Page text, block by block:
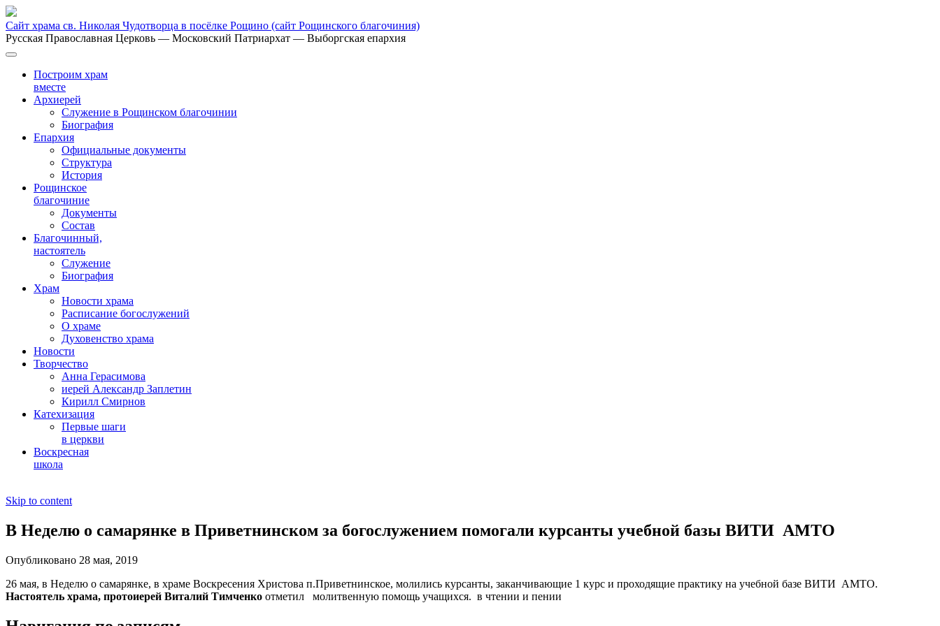
Сайт храма св. Николая Чудотворца в посёлке Рощино (сайт Рощинского благочиния)
Русская Православная Церковь — Московский Патриархат — Выборгская епархия
Построим храм
вместе
Архиерей
Служение в Рощинском благочинии
Биография
Епархия
Официальные документы
Структура
История
Рощинское
благочиние
Документы
Состав
Благочинный,
настоятель
Служение
Биография
Храм
Новости храма
Расписание богослужений
О храме
Духовенство храма
Новости
Творчество
Анна Герасимова
иерей Александр Заплетин
Кирилл Смирнов
Катехизация
Первые шаги
в церкви
Воскресная
школа
Skip to content
В Неделю о самарянке в Приветнинском за богослужением помогали курсанты учебной базы ВИТИ АМТО
Опубликовано 28 мая, 2019
26 мая, в Неделю о самарянке, в храме Воскресения Христова п.Приветнинское, молились курсанты, заканчивающие 1 курс и проходящие практику на учебной базе ВИТИ АМТО.
Настоятель храма, протоиерей Виталий Тимченко отметил молитвенную помощь учащихся. в чтении и пении